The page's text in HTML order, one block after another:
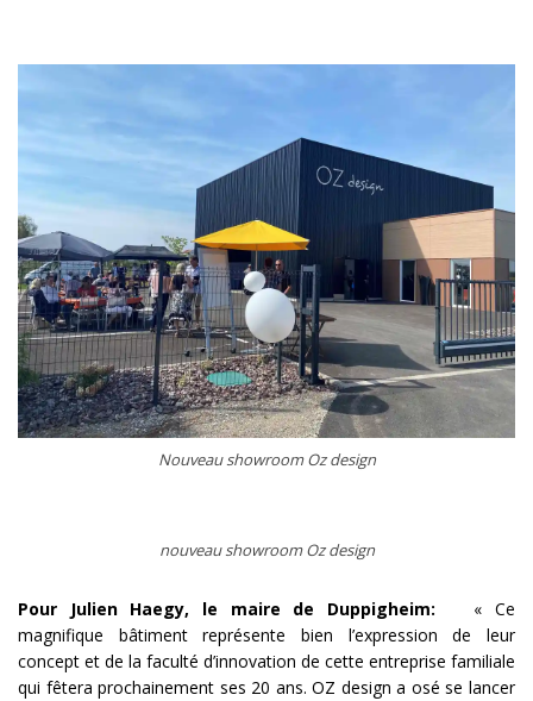
Nouveau showroom Oz design
nouveau showroom Oz design
Pour Julien Haegy, le maire de Duppigheim:
« Ce
magnifique bâtiment représente bien l’expression de leur
concept et de la faculté d’innovation de cette entreprise familiale
qui fêtera prochainement ses 20 ans. OZ design a osé se lancer